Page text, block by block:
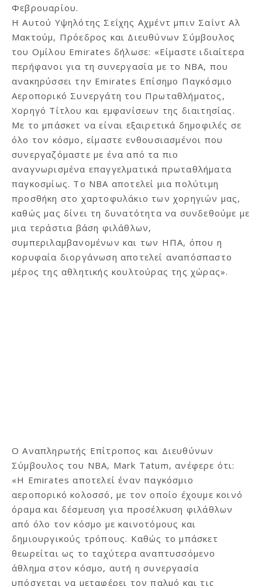
Φεβρουαρίου.
H Αυτού Υψηλότης Σεΐχης Αχμέντ μπιν Σαΐντ Αλ
Μακτούμ, Πρόεδρος και Διευθύνων Σύμβουλος
του Ομίλου Emirates δήλωσε: «Είμαστε ιδιαίτερα
περήφανοι για τη συνεργασία με το ΝΒΑ, που
ανακηρύσσει την Emirates Επίσημο Παγκόσμιο
Αεροπορικό Συνεργάτη του Πρωταθλήματος,
Χορηγό Τίτλου και εμφανίσεων της διαιτησίας.
Με το μπάσκετ να είναι εξαιρετικά δημοφιλές σε
όλο τον κόσμο, είμαστε ενθουσιασμένοι που
συνεργαζόμαστε με ένα από τα πιο
αναγνωρισμένα επαγγελματικά πρωταθλήματα
παγκοσμίως. Το NBA αποτελεί μια πολύτιμη
προσθήκη στο χαρτοφυλάκιο των χορηγιών μας,
καθώς μας δίνει τη δυνατότητα να συνδεθούμε με
μια τεράστια βάση φιλάθλων,
συμπεριλαμβανομένων και των ΗΠΑ, όπου η
κορυφαία διοργάνωση αποτελεί αναπόσπαστο
μέρος της αθλητικής κουλτούρας της χώρας».
Ο Αναπληρωτής Επίτροπος και Διευθύνων
Σύμβουλος του NBA, Mark Tatum, ανέφερε ότι:
«Η Emirates αποτελεί έναν παγκόσμιο
αεροπορικό κολοσσό, με τον οποίο έχουμε κοινό
όραμα και δέσμευση για προσέλκυση φιλάθλων
από όλο τον κόσμο με καινοτόμους και
δημιουργικούς τρόπους. Καθώς το μπάσκετ
θεωρείται ως το ταχύτερα αναπτυσσόμενο
άθλημα στον κόσμο, αυτή η συνεργασία
υπόσχεται να μεταφέρει τον παλμό και τις